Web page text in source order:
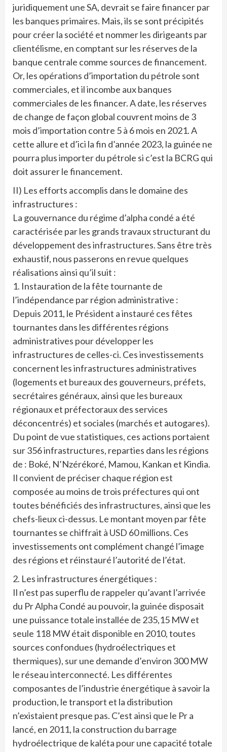
juridiquement une SA, devrait se faire financer par
les banques primaires. Mais, ils se sont précipités
pour créer la société et nommer les dirigeants par
clientélisme, en comptant sur les réserves de la
banque centrale comme sources de financement.
Or, les opérations d’importation du pétrole sont
commerciales, et il incombe aux banques
commerciales de les financer. A date, les réserves
de change de façon global couvrent moins de 3
mois d’importation contre 5 à 6 mois en 2021. A
cette allure et d’ici la fin d’année 2023, la guinée ne
pourra plus importer du pétrole si c’est la BCRG qui
doit assurer le financement.
II) Les efforts accomplis dans le domaine des
infrastructures :
La gouvernance du régime d’alpha condé a été
caractérisée par les grands travaux structurant du
développement des infrastructures. Sans être très
exhaustif, nous passerons en revue quelques
réalisations ainsi qu’il suit :
1. Instauration de la fête tournante de
l’indépendance par région administrative :
Depuis 2011, le Président a instauré ces fêtes
tournantes dans les différentes régions
administratives pour développer les
infrastructures de celles-ci. Ces investissements
concernent les infrastructures administratives
(logements et bureaux des gouverneurs, préfets,
secrétaires généraux, ainsi que les bureaux
régionaux et préfectoraux des services
déconcentrés) et sociales (marchés et autogares).
Du point de vue statistiques, ces actions portaient
sur 356 infrastructures, reparties dans les régions
de : Boké, N’Nzérékoré, Mamou, Kankan et Kindia.
Il convient de préciser chaque région est
composée au moins de trois préfectures qui ont
toutes bénéficiés des infrastructures, ainsi que les
chefs-lieux ci-dessus. Le montant moyen par fête
tournantes se chiffrait à USD 60 millions. Ces
investissements ont complément changé l’image
des régions et réinstauré l’autorité de l’état.
2. Les infrastructures énergétiques :
Il n’est pas superflu de rappeler qu’avant l’arrivée
du Pr Alpha Condé au pouvoir, la guinée disposait
une puissance totale installée de 235,15 MW et
seule 118 MW était disponible en 2010, toutes
sources confondues (hydroélectriques et
thermiques), sur une demande d’environ 300 MW
le réseau interconnecté. Les différentes
composantes de l’industrie énergétique à savoir la
production, le transport et la distribution
n’existaient presque pas. C’est ainsi que le Pr a
lancé, en 2011, la construction du barrage
hydroélectrique de kaléta pour une capacité totale